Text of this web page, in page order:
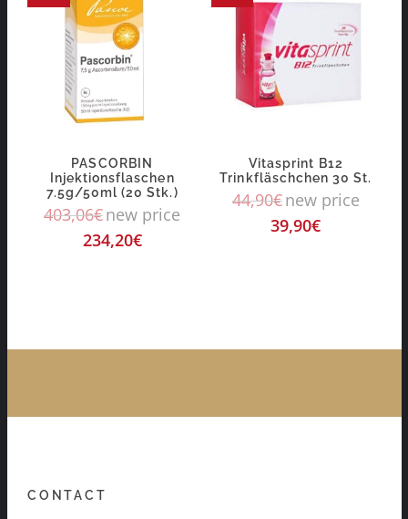
PASCORBIN
Injektionsflaschen
7.5g/50ml (20 Stk.)
403,06€new price
234,20€
Vitasprint B12
Trinkfläschchen 30 St.
44,90€new price
39,90€
CONTACT